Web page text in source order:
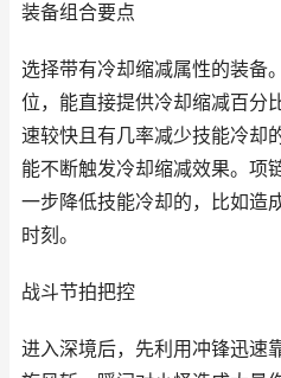
装备组合要点
选择带有冷却缩减属性的装备
位，能直接提供冷却缩减百分
速较快且有几率减少技能冷却
能不断触发冷却缩减效果。项
一步降低技能冷却的，比如造
时刻。
战斗节拍把控
进入深境后，先利用冲锋迅速